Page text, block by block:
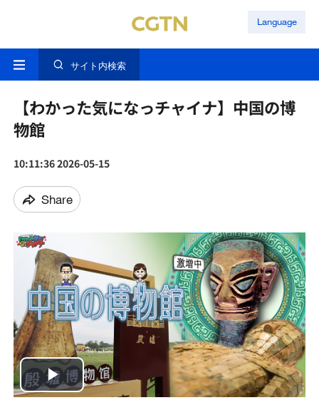
Language
サイト内検索
【わかった気になっチャイナ】中国の博
物館
10:11:36 2026-05-15
Share
Play